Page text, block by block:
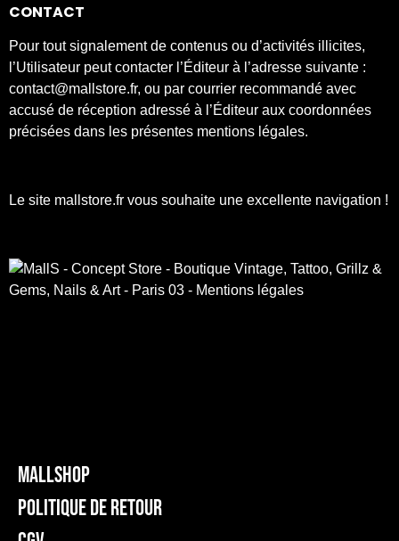
CONTACT
Pour tout signalement de contenus ou d’activités illicites,
l’Utilisateur peut contacter l’Éditeur à l’adresse suivante :
contact@mallstore.fr, ou par courrier recommandé avec
accusé de réception adressé à l’Éditeur aux coordonnées
précisées dans les présentes mentions légales.
Le site mallstore.fr vous souhaite une excellente navigation !
Mallshop
Politique de retour